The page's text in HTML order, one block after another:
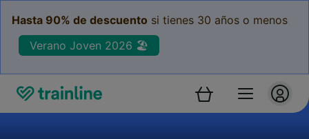
Hasta 90% de descuento si tienes 30 años o menos
Verano Joven 2026 🏖️